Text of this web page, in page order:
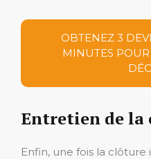
OBTENEZ 3
MINUTES
Entretien de la
Enfin, une fois la clôture